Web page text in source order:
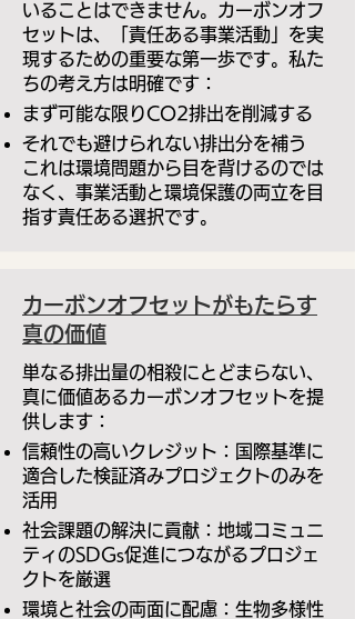
いることはできません。カーボンオフ
セットは、「責任ある事業活動」を実
現するための重要な第一歩です。私た
ちの考え方は明確です：
まず可能な限りCO2排出を削減する
それでも避けられない排出分を補う
これは環境問題から目を背けるのでは
なく、事業活動と環境保護の両立を目
指す責任ある選択です。
カーボンオフセットがもたらす
真の価値
単なる排出量の相殺にとどまらない、
真に価値あるカーボンオフセットを提
供します：
信頼性の高いクレジット：国際基準に
適合した検証済みプロジェクトのみを
活用
社会課題の解決に貢献：地域コミュニ
ティのSDGs促進につながるプロジェ
クトを厳選
環境と社会の両面に配慮：生物多様性